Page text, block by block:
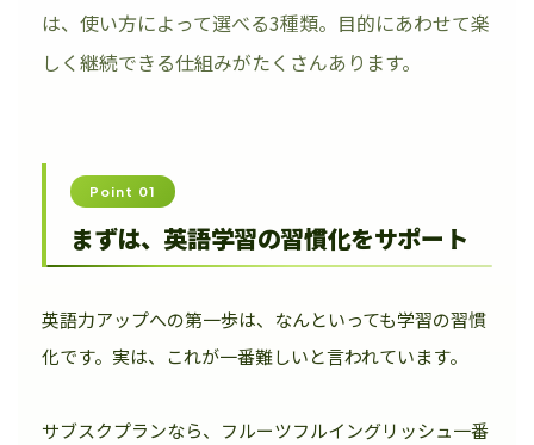
は、使い方によって選べる3種類。目的にあわせて楽
しく継続できる仕組みがたくさんあります。
Point 01
まずは、英語学習の習慣化をサポート
英語力アップへの第一歩は、なんといっても学習の習慣
化です。実は、これが一番難しいと言われています。
サブスクプランなら、フルーツフルイングリッシュ一番